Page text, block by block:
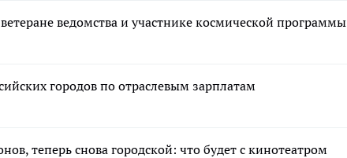
ведомства и участнике космической программы
городов по отраслевым зарплатам
теперь снова городской: что будет с кинотеатром